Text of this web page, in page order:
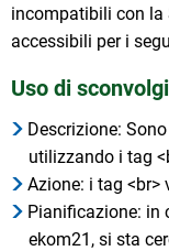
incompatibili con la
accessibili per i
Uso di
Descrizione:
utilizzando i tag
Azione: i tag <br>
Pianificazione: in
ekom21, si sta